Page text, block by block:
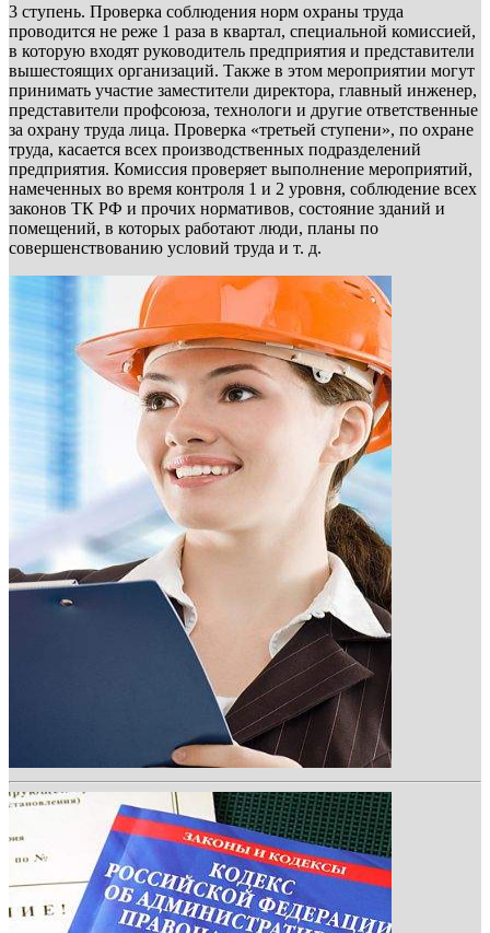
3 ступень. Проверка соблюдения норм охраны труда
проводится не реже 1 раза в квартал, специальной комиссией,
в которую входят руководитель предприятия и представители
вышестоящих организаций. Также в этом мероприятии могут
принимать участие заместители директора, главный инженер,
представители профсоюза, технологи и другие ответственные
за охрану труда лица. Проверка «третьей ступени», по охране
труда, касается всех производственных подразделений
предприятия. Комиссия проверяет выполнение мероприятий,
намеченных во время контроля 1 и 2 уровня, соблюдение всех
законов ТК РФ и прочих нормативов, состояние зданий и
помещений, в которых работают люди, планы по
совершенствованию условий труда и т. д.